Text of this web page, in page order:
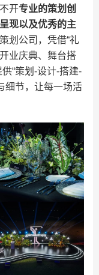
开​​专业的策划创
现以及优秀的主
划公司，凭借“礼
业庆典、舞台搭
“策划-设计-搭建-
细节，让每一场活